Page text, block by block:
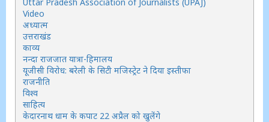
Video
अध्यात्म
उत्तराखंड
काव्य
नन्दा राजजात यात्रा-हिमालय
यूजीसी विरोध: बरेली के सिटी मजिस्ट्रेट ने दिया इस्तीफा
राजनीति
विश्व
साहित्य
केदारनाथ धाम के कपाट 22 अप्रैल को खुलेंगे